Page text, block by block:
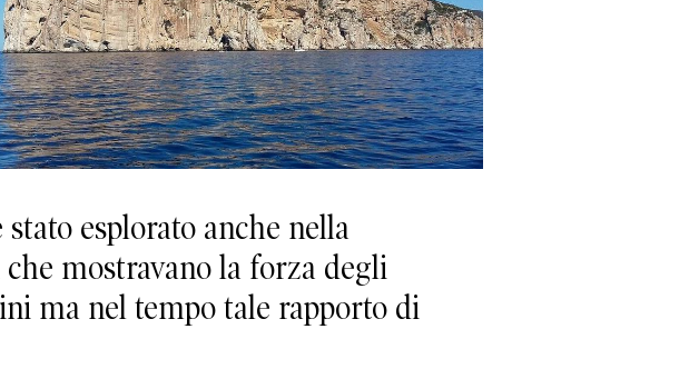
esplorato anche nella
mostravano la forza degli
ma nel tempo tale rapporto di